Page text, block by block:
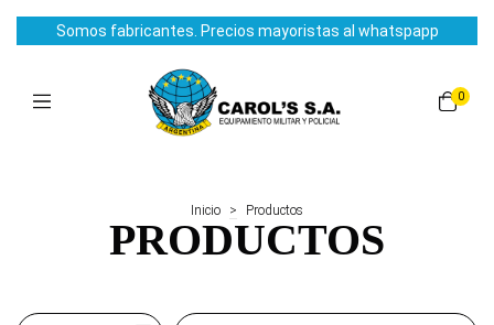
Somos fabricantes. Precios mayoristas al whatspapp
0
Inicio > Productos
PRODUCTOS